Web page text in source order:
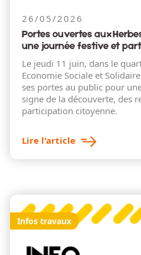
26/05/2026
Portes ouvertes aux
une journée festive et
Le jeudi 11 juin, dans le
Economie Sociale et
ses portes au public pour
signe de la découverte, des
participation citoyenne.
Lire l'article
Infos travaux